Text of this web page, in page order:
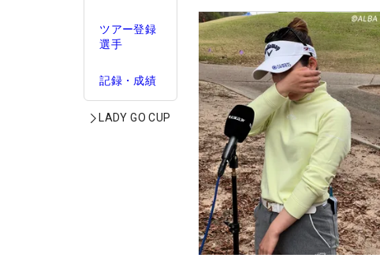
ツアー登録
選手
記録・成績
LADY GO CUP